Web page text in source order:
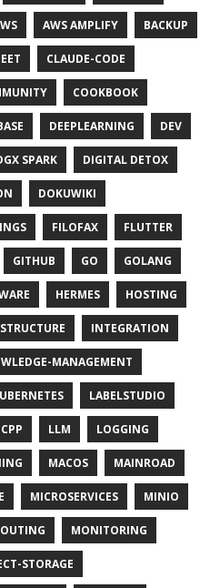
AWS AMPLIFY BACKUP
CLAUDE-CODE
COOKBOOK
DEEPLEARNING DEV
SPARK DIGITAL DETOX
DOKUWIKI
FILOFAX FLUTTER
GITHUB GO GOLANG
HERMES HOSTING
INTEGRATION
MANAGEMENT
LABELSTUDIO
LLM LOGGING
MACOS MAINROAD
MICROSERVICES MINIO
MONITORING
STORAGE